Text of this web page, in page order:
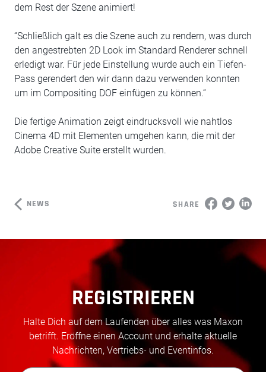
dem Rest der Szene animiert!
“Schließlich galt es die Szene auch zu rendern, was durch
den angestrebten 2D Look im Standard Renderer schnell
erledigt war. Für jede Einstellung wurde auch ein Tiefen-
Pass gerendert den wir dann dazu verwenden konnten
um im Compositing DOF einfügen zu können.“
Die fertige Animation zeigt eindrucksvoll wie nahtlos
Cinema 4D mit Elementen umgehen kann, die mit der
Adobe Creative Suite erstellt wurden.
NEWS SHARE
REGISTRIEREN
Halte Dich auf dem Laufenden über alles was Maxon
betrifft. Eröffne einen Account und erhalte aktuelle
Nachrichten, Vertriebs- und Eventinfos.